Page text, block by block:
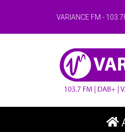
VARIANCE FM -